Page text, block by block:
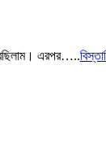
এরপর…..